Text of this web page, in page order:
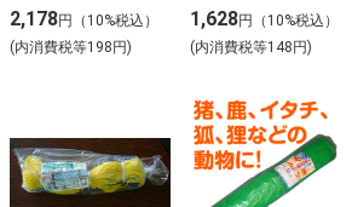
ン 1×20m
2,178円（10%税込）
(内消費税等198円)
ネット
1,628円（10%税込）
(内消費税等148円)